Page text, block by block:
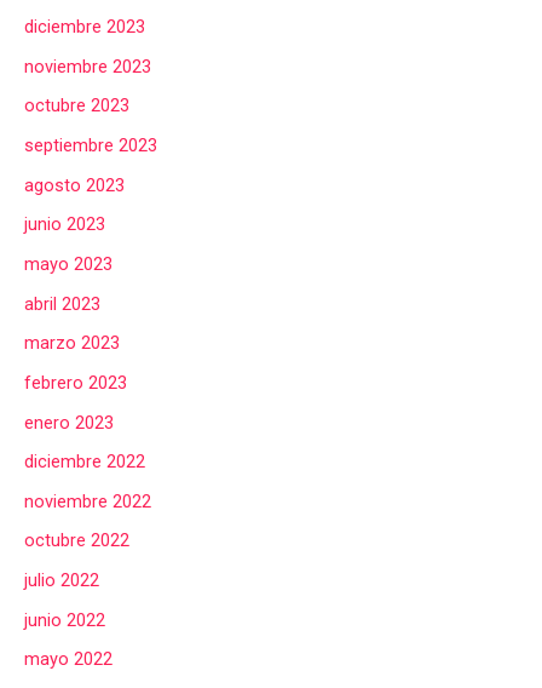
diciembre 2023
noviembre 2023
octubre 2023
septiembre 2023
agosto 2023
junio 2023
mayo 2023
abril 2023
marzo 2023
febrero 2023
enero 2023
diciembre 2022
noviembre 2022
octubre 2022
julio 2022
junio 2022
mayo 2022